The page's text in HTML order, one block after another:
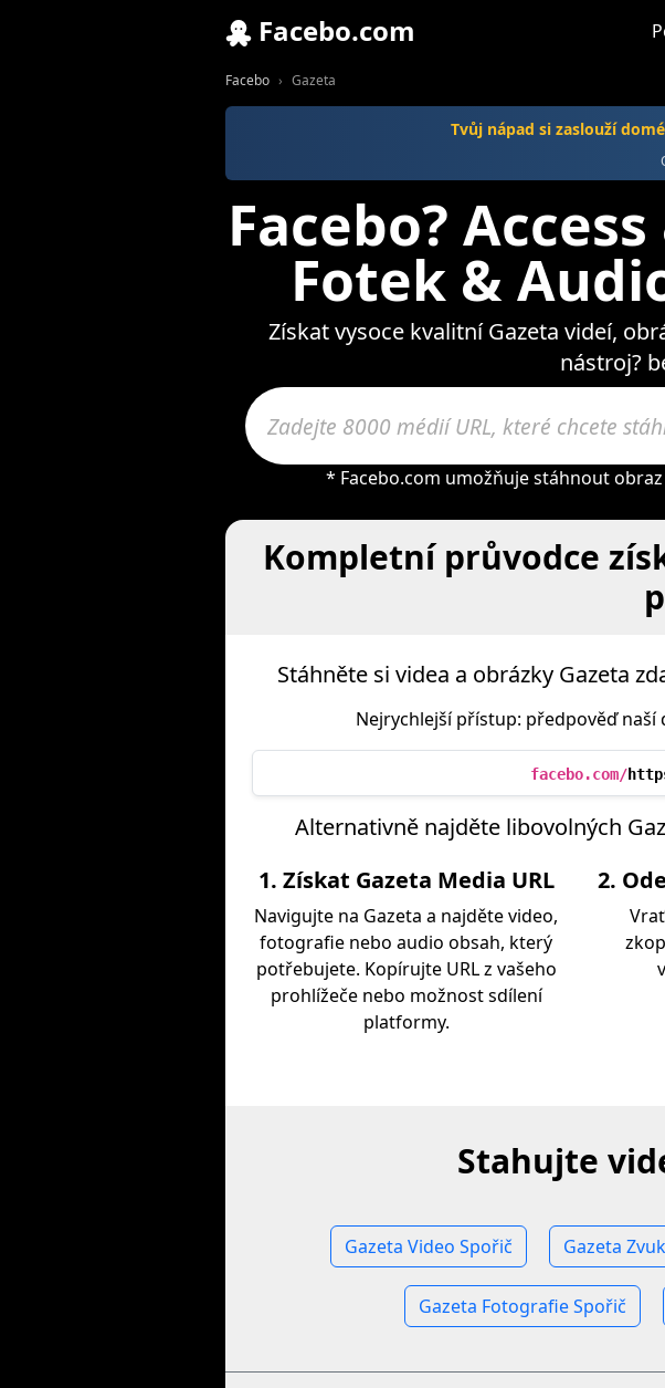
Facebo.com
Facebo Gazeta
Tvůj nápad si zaslouží
Facebo?
Fotek &
Získat vysoce kvalitní Gazeta videí,
nástroj?
* Facebo.com umožňuje stáhnout
Kompletní průvodce
Stáhněte si videa a obrázky Gazeta
Nejrychlejší přístup: předpověď naší
facebo.com/
Alternativně najděte libovolných
1. Získat Gazeta Media URL
Navigujte na Gazeta a najděte video,
fotografie nebo audio obsah, který
potřebujete. Kopírujte URL z vašeho
prohlížeče nebo možnost sdílení
platformy.
2.
Stahujte
Gazeta Video Spořič Gazeta
Gazeta Fotografie Spořič